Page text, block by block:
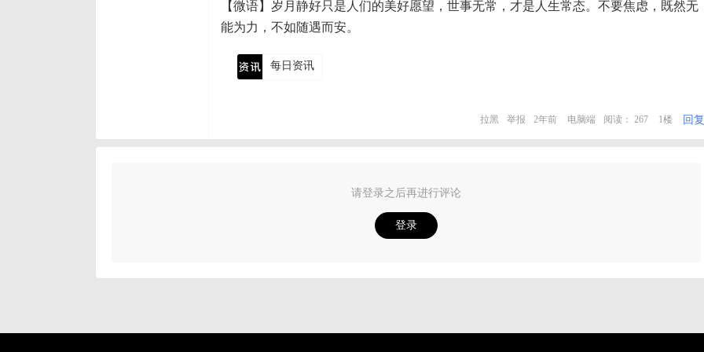
【微语】岁月静好只是人们的美好愿望，世事无常，才是人生常态。不要焦虑，既然无
能为力，不如随遇而安。
每日资讯
拉黑 举报 2年前 电脑端 阅读： 267 1楼 回复
请登录之后再进行评论
登录